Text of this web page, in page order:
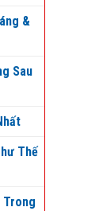
&
Sau
Thế
Trong